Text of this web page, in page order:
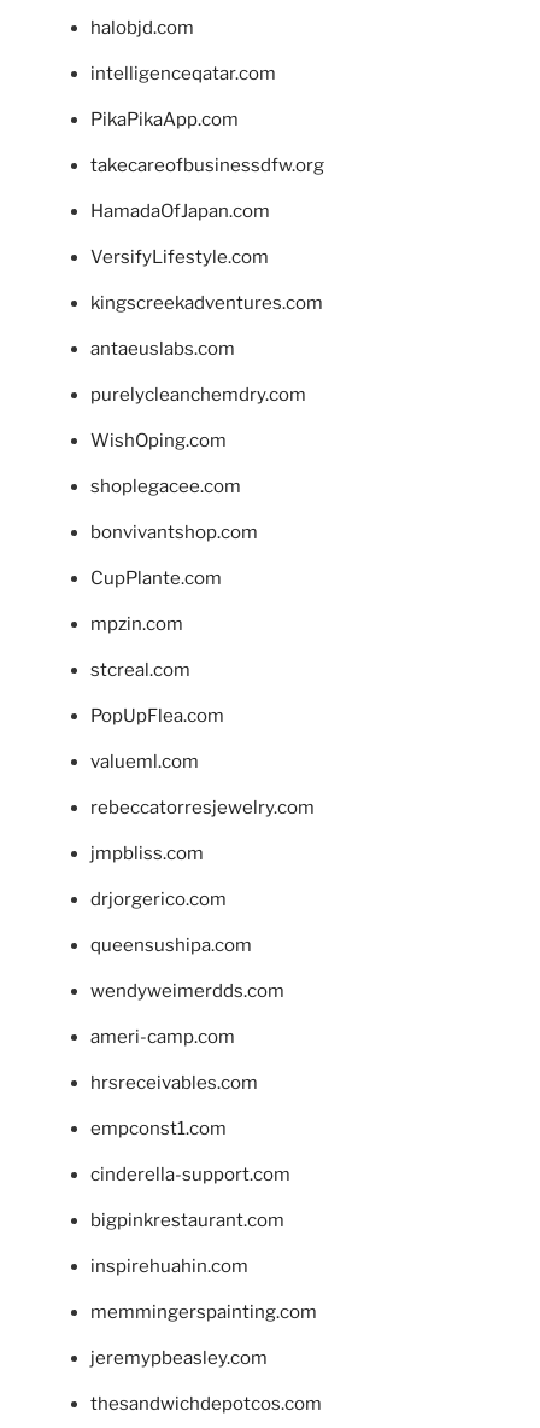
halobjd.com
intelligenceqatar.com
PikaPikaApp.com
takecareofbusinessdfw.org
HamadaOfJapan.com
VersifyLifestyle.com
kingscreekadventures.com
antaeuslabs.com
purelycleanchemdry.com
WishOping.com
shoplegacee.com
bonvivantshop.com
CupPlante.com
mpzin.com
stcreal.com
PopUpFlea.com
valueml.com
rebeccatorresjewelry.com
jmpbliss.com
drjorgerico.com
queensushipa.com
wendyweimerdds.com
ameri-camp.com
hrsreceivables.com
empconst1.com
cinderella-support.com
bigpinkrestaurant.com
inspirehuahin.com
memmingerspainting.com
jeremypbeasley.com
thesandwichdepotcos.com